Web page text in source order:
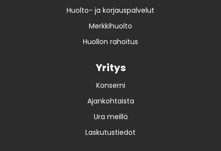
Huolto- ja korjauspalvelut
Merkkihuolto
Huollon rahoitus
Yritys
Konserni
Ajankohtaista
Ura meillä
Laskutustiedot